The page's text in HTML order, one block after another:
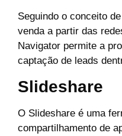
Seguindo o conceito
venda a partir das
Navigator permite a
captação de leads
Slideshare
O Slideshare é uma
compartilhamento de